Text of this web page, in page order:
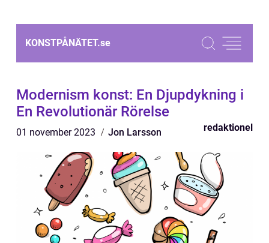
KONSTPÅNÄTET.se
Modernism konst: En Djupdykning i
En Revolutionär Rörelse
01 november 2023 Jon Larsson redaktionel